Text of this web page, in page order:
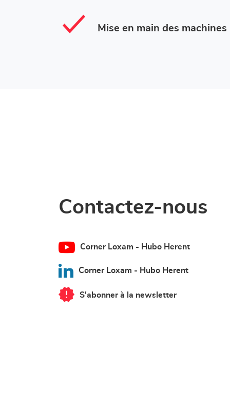
Mise en main des machines
Contactez-nous
Corner Loxam - Hubo Herent
Corner Loxam - Hubo Herent
S'abonner à la newsletter
du